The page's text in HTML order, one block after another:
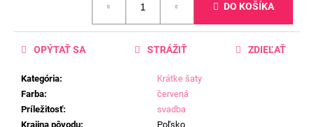
DO KOŠÍKA
Kategória:
Krátke šaty
Farba:
červená
Príležitosť:
svadba
Krajina pôvodu:
Poľsko
OPÝTAŤ SA STRÁŽIŤ ZDIEĽAŤ